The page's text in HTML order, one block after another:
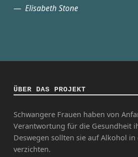
Elisabeth Stone
ÜBER DAS PROJEKT
Schwangere Frauen haben von
Verantwortung für die Gesundheit
Deswegen sollten sie auf Alkohol
verzichten.